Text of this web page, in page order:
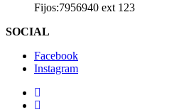
Fijos:7956940 ext 123
SOCIAL
Facebook
Instagram